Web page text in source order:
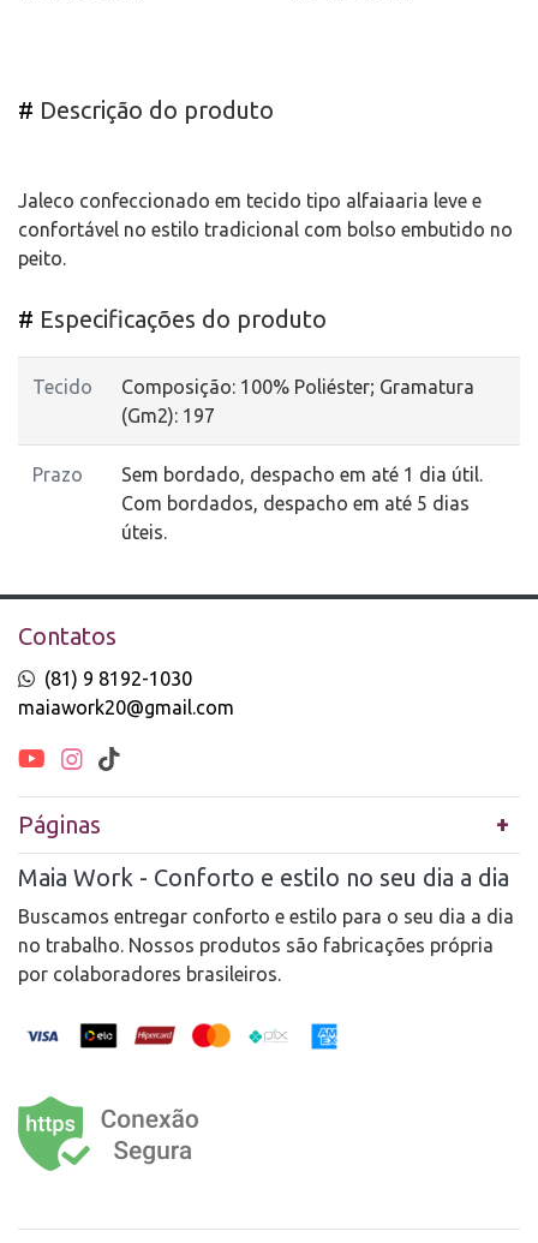
# Descrição do produto
Jaleco confeccionado em tecido tipo alfaiaaria leve e
confortável no estilo tradicional com bolso embutido no
peito.
# Especificações do produto
Tecido
Composição: 100% Poliéster; Gramatura
(Gm2): 197
Prazo
Sem bordado, despacho em até 1 dia útil.
Com bordados, despacho em até 5 dias
úteis.
Contatos
(81) 9 8192-1030
maiawork20@gmail.com
Páginas
Maia Work - Conforto e estilo no seu dia a dia
Buscamos entregar conforto e estilo para o seu dia a dia
no trabalho. Nossos produtos são fabricações própria
por colaboradores brasileiros.